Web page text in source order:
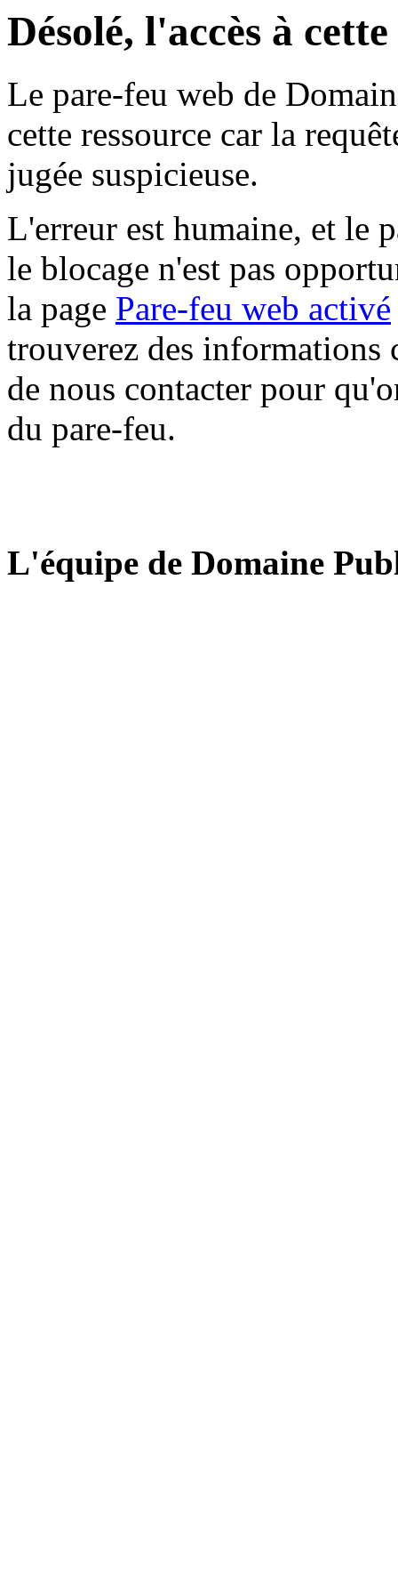
Désolé, l'accès à
Le pare-feu web de
cette ressource car la
jugée suspicieuse.
L'erreur est humaine, et le
le blocage n'est pas
la page Pare-feu web activé
trouverez des informations
de nous contacter pour
du pare-feu.
L'équipe de Domaine